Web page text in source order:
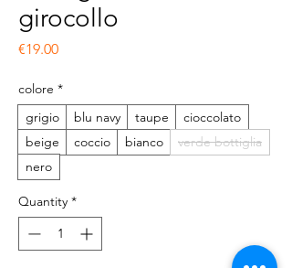
girocollo
€19.00Price
colore *
grigio
blu navy taupe
cioccolato
beige
coccio bianco
verde bottiglia
nero
Quantity *